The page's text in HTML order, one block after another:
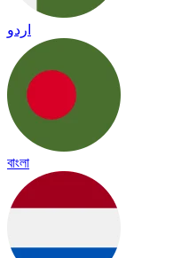
اردو
বাংলা